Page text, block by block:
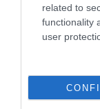
related to
functionality
user